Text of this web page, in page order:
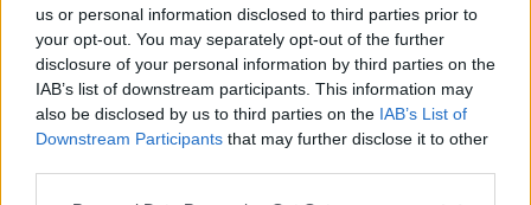
us or personal information disclosed to third parties prior to
your opt-out. You may separately opt-out of the further
disclosure of your personal information by third parties on the
IAB’s list of downstream participants. This information may
also be disclosed by us to third parties on the IAB’s List of
Downstream Participants that may further disclose it to other
Ricevi le nostre ultime news
daGoogle News